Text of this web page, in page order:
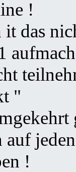
!
das
"
auf
!